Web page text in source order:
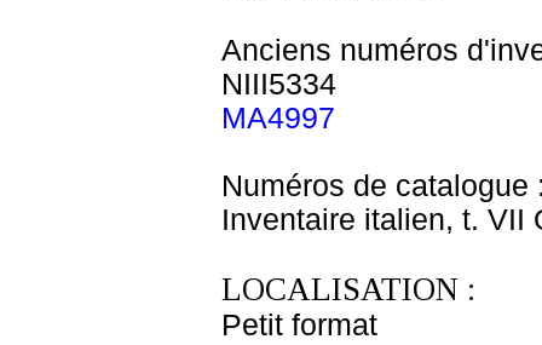
Anciens numéros
NIII5334
MA4997
Numéros de catalogue
Inventaire italien, t. VII
LOCALISATION :
Petit format